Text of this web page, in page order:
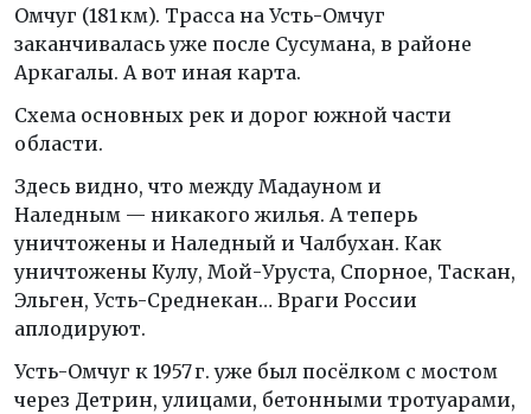
Омчуг (181 км). Трасса на Усть-Омчуг
заканчивалась уже после Сусумана, в районе
Аркагалы. А вот иная карта.
Схема основных рек и дорог южной части
области.
Здесь видно, что между Мадауном и
Наледным — никакого жилья. А теперь
уничтожены и Наледный и Чалбухан. Как
уничтожены Кулу, Мой-Уруста, Спорное, Таскан,
Эльген, Усть-Среднекан… Враги России
аплодируют.
Усть-Омчуг к 1957 г. уже был посёлком с мостом
через Детрин, улицами, бетонными тротуарами,